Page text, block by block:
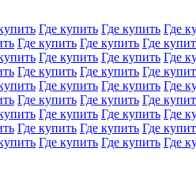
Где купить Где купить Где
Где купить Где купить Где
Где купить Где купить Где
Где купить Где купить Где
Где купить Где купить Где
Где купить Где купить Где
Где купить Где купить Где
Где купить Где купить Где
Где купить Где купить Где